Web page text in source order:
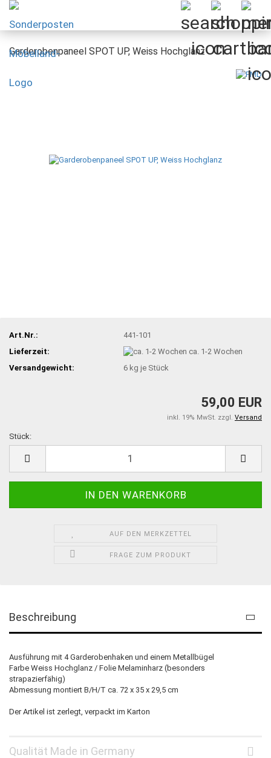
Garderobenpaneel SPOT UP, Weiss Hochglanz
Art.Nr.:
441-101
Lieferzeit:
ca. 1-2 Wochen
Versandgewicht:
6 kg je Stück
59,00 EUR
inkl. 19% MwSt. zzgl. Versand
Stück:
AUF DEN MERKZETTEL
FRAGE ZUM PRODUKT
Beschreibung
Ausführung mit 4 Garderobenhaken und einem Metallbügel
Farbe Weiss Hochglanz / Folie Melaminharz (besonders
strapazierfähig)
Abmessung montiert B/H/T ca. 72 x 35 x 29,5 cm
Der Artikel ist zerlegt, verpackt im Karton
Qualität Made in Germany